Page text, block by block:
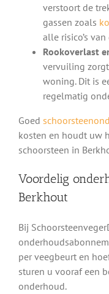
verstoort de
gassen zoals
alle risico’s
Rookoverlast
vervuiling
woning. Dit is
regelmatig
Goed
kosten en houdt uw
schoorsteen in
Voordelig
Berkhout
Bij
per veegbeurt en
sturen u vooraf een
onderhoud.